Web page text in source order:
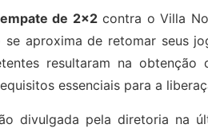
empate de 2×2contra o Villa
se aproxima de retomar seus
resultaram na obtenção
essenciais para a
divulgada pela diretoria na